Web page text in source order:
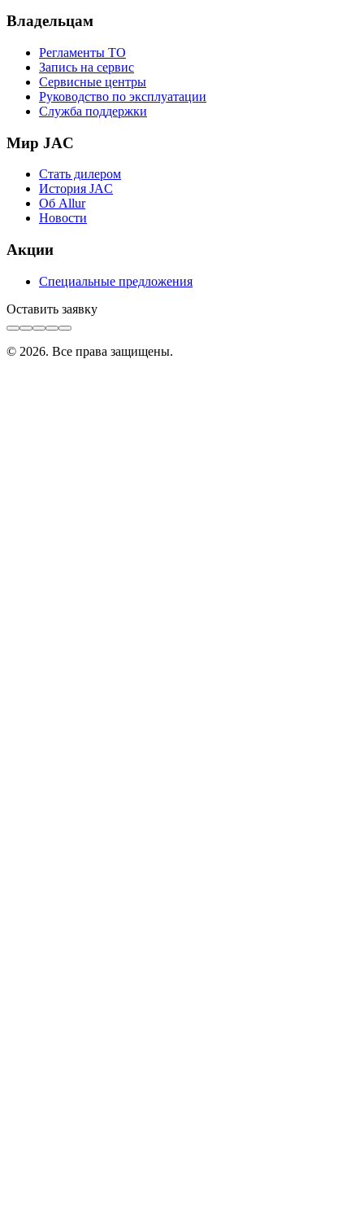
Владельцам
Регламенты ТО
Запись на сервис
Сервисные центры
Руководство по эксплуатации
Служба поддержки
Мир JAC
Стать дилером
История JAC
Об Allur
Новости
Акции
Специальные предложения
Оставить заявку
© 2026. Все права защищены.